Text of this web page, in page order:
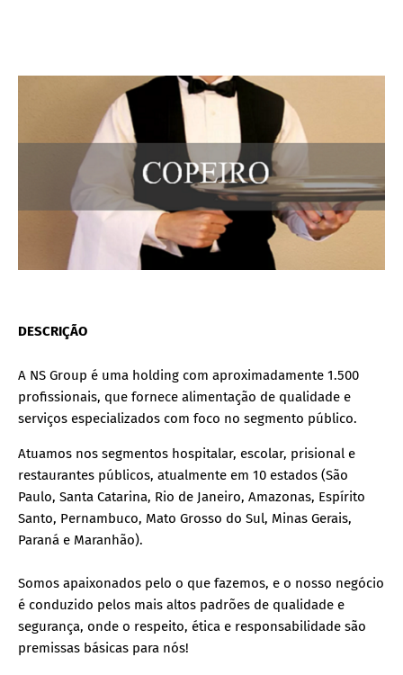
DESCRIÇÃO
A NS Group é uma holding com aproximadamente 1.500
profissionais, que fornece alimentação de qualidade e
serviços especializados com foco no segmento público.
Atuamos nos segmentos hospitalar, escolar, prisional e
restaurantes públicos, atualmente em 10 estados (São
Paulo, Santa Catarina, Rio de Janeiro, Amazonas, Espírito
Santo, Pernambuco, Mato Grosso do Sul, Minas Gerais,
Paraná e Maranhão).
Somos apaixonados pelo o que fazemos, e o nosso negócio
é conduzido pelos mais altos padrões de qualidade e
segurança, onde o respeito, ética e responsabilidade são
premissas básicas para nós!